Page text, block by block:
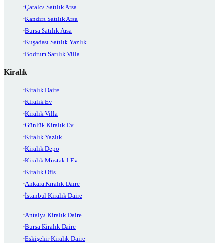
Çatalca Satılık Arsa
Kandıra Satılık Arsa
Bursa Satılık Arsa
Kuşadası Satılık Yazlık
Bodrum Satılık Villa
Kiralık
Kiralık Daire
Kiralık Ev
Kiralık Villa
Günlük Kiralık Ev
Kiralık Yazlık
Kiralık Depo
Kiralık Müstakil Ev
Kiralık Ofis
Ankara Kiralık Daire
İstanbul Kiralık Daire
Antalya Kiralık Daire
Bursa Kiralık Daire
Eskişehir Kiralık Daire